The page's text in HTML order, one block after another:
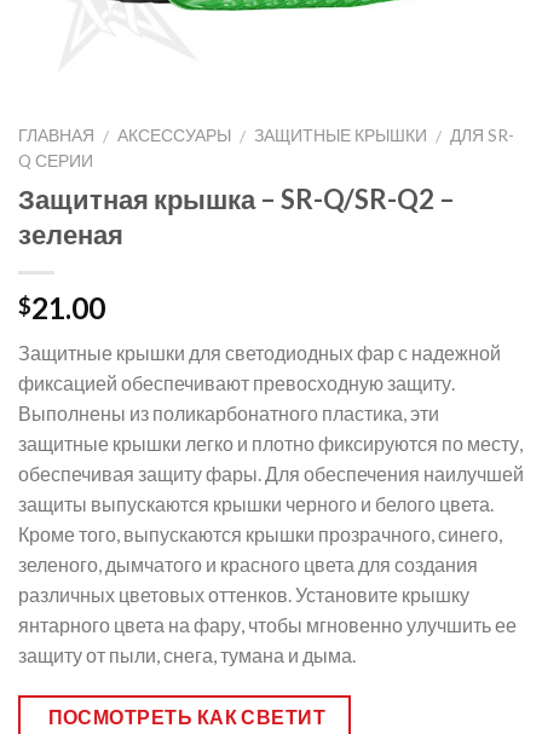
ГЛАВНАЯ / АКСЕССУАРЫ / ЗАЩИТНЫЕ КРЫШКИ / ДЛЯ SR-
Q СЕРИИ
Защитная крышка – SR-Q/SR-Q2 –
зеленая
$21.00
Защитные крышки для светодиодных фар с надежной
фиксацией обеспечивают превосходную защиту.
Выполнены из поликарбонатного пластика, эти
защитные крышки легко и плотно фиксируются по месту,
обеспечивая защиту фары. Для обеспечения наилучшей
защиты выпускаются крышки черного и белого цвета.
Кроме того, выпускаются крышки прозрачного, синего,
зеленого, дымчатого и красного цвета для создания
различных цветовых оттенков. Установите крышку
янтарного цвета на фару, чтобы мгновенно улучшить ее
защиту от пыли, снега, тумана и дыма.
ПОСМОТРЕТЬ КАК СВЕТИТ